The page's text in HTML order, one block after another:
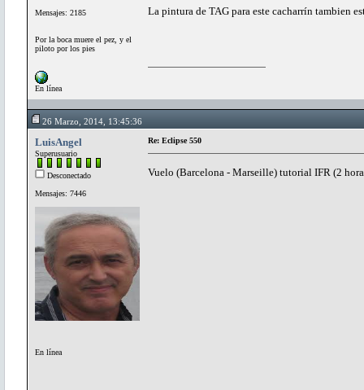
Mensajes: 2185
Por la boca muere el pez, y el
piloto por los pies
En línea
La pintura de TAG para este cacharrín tambien
26 Marzo, 2014, 13:45:36
LuisAngel
Superusuario
Desconectado
Mensajes: 7446
En línea
Re: Eclipse 550
Vuelo (Barcelona - Marseille) tutorial IFR (2